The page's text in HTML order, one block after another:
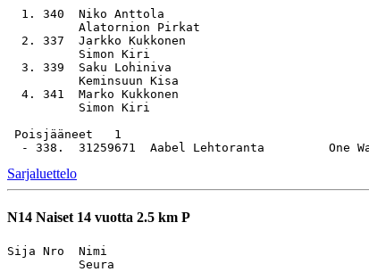
1. 340  Niko Anttola
          Alatornion Pirkat
2. 337  Jarkko Kukkonen
          Simon Kiri
3. 339  Saku Lohiniva
          Keminsuun Kisa
4. 341  Marko Kukkonen
          Simon Kiri
Poisjääneet   1
Sarjaluettelo
N14 Naiset 14 vuotta 2.5 km P
Sija Nro  Nimi
          Seura